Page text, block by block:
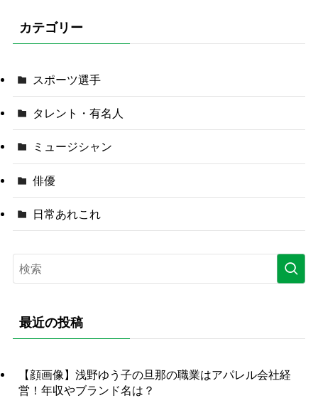
カテゴリー
スポーツ選手
タレント・有名人
ミュージシャン
俳優
日常あれこれ
最近の投稿
【顔画像】浅野ゆう子の旦那の職業はアパレル会社経
営！年収やブランド名は？